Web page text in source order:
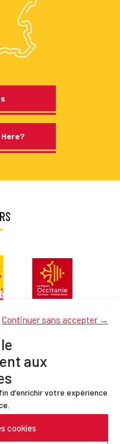
aux
d'enrichir votre expérience
cookies
Continuer sans accepter →